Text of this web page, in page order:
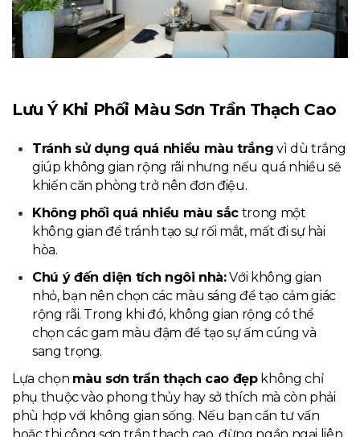
Lưu Ý Khi Phối Màu Sơn Trần Thạch Cao
Tránh sử dụng quá nhiều màu trắng vì dù trắng
giúp không gian rộng rãi nhưng nếu quá nhiều sẽ
khiến căn phòng trở nên đơn điệu.
Không phối quá nhiều màu sắc trong một
không gian để tránh tạo sự rối mắt, mất đi sự hài
hòa.
Chú ý đến diện tích ngôi nhà:Với không gian
nhỏ, bạn nên chọn các màu sáng để tạo cảm giác
rộng rãi. Trong khi đó, không gian rộng có thể
chọn các gam màu đậm để tạo sự ấm cúng và
sang trọng.
Lựa chọn màu sơn trần thạch cao đẹpkhông chỉ
phụ thuộc vào phong thủy hay sở thích mà còn phải
phù hợp với không gian sống. Nếu bạn cần tư vấn